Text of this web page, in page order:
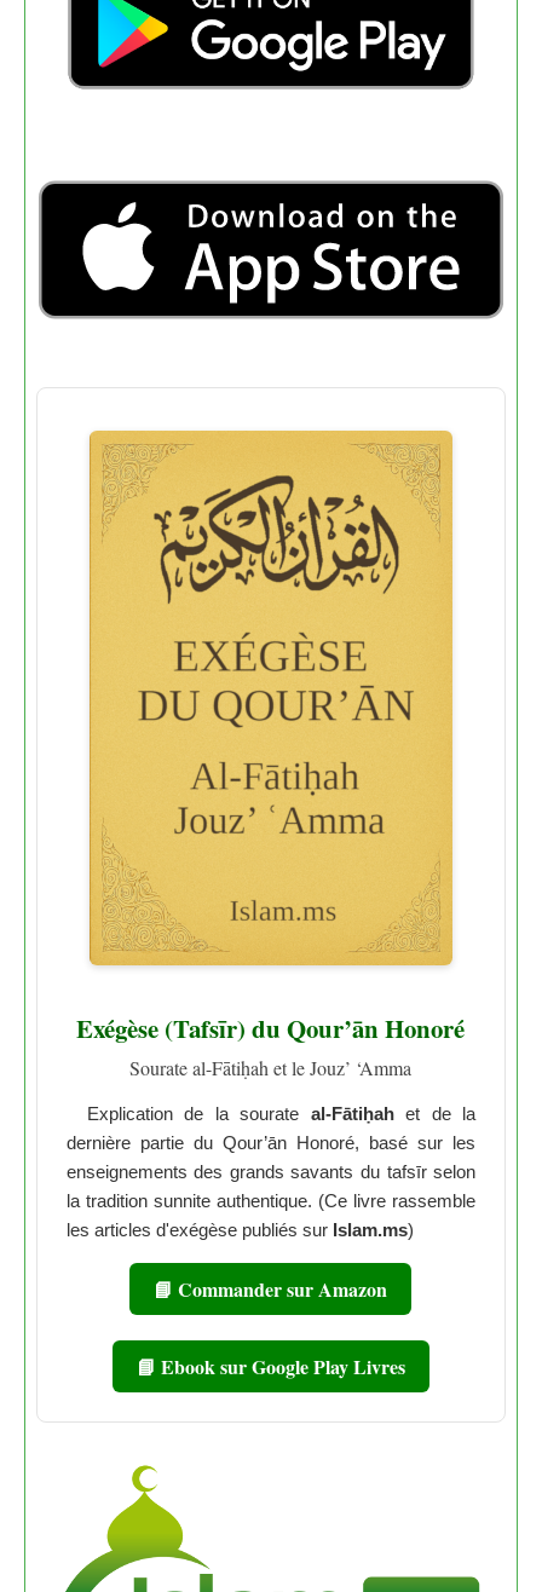
Exégèse (Tafsīr) du Qour’ān Honoré
Sourate al-Fātiḥah et le Jouz’ ‘Amma
Explication de la sourate al-Fātiḥahet de la
dernière partie du Qour’ān Honoré, basé sur les
enseignements des grands savants du tafsīr selon
la tradition sunnite authentique. (Ce livre rassemble
les articles d'exégèse publiés sur Islam.ms)
📘 Commander sur Amazon
📘 Ebook sur Google Play Livres